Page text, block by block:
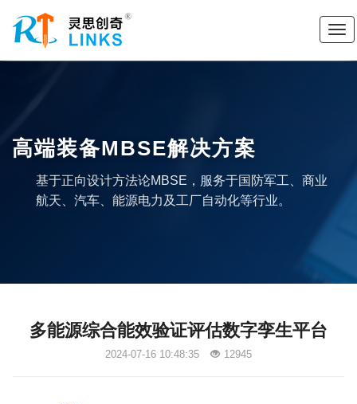
高端装备MBSE解决方案
基于正向设计方法论MBSE，服务于国防军工、商业
航天、汽车、能源电力及工厂自动化等行业。
多能源综合能效验证评估数字孪生平台
2024-07-16 10:48:35 12945